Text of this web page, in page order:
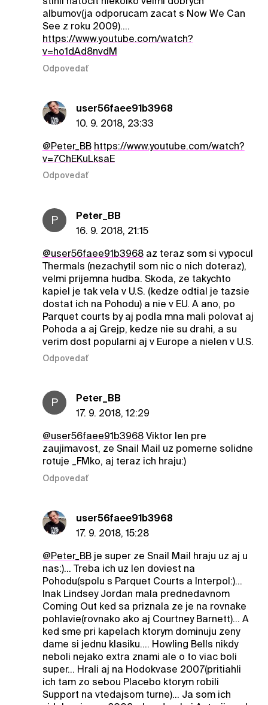
albumov(ja odporucam zacat s Now We Can
See z roku 2009)....
https://www.youtube.com/watch?
v=ho1dAd8nvdM
Odpovedať
user56faee91b3968
10. 9. 2018, 23:33
@Peter_BB https://www.youtube.com/watch?
v=7ChEKuLksaE
Odpovedať
P
Peter_BB
16. 9. 2018, 21:15
@user56faee91b3968az teraz som si vypocul
Thermals (nezachytil som nic o nich doteraz),
velmi prijemna hudba. Skoda, ze takychto
kapiel je tak vela v U.S. (kedze odtial je tazsie
dostat ich na Pohodu) a nie v EU. A ano, po
Parquet courts by aj podla mna mali polovat aj
Pohoda a aj Grejp, kedze nie su drahi, a su
verim dost popularni aj v Europe a nielen v U.S.
Odpovedať
P
Peter_BB
17. 9. 2018, 12:29
@user56faee91b3968Viktor len pre
zaujimavost, ze Snail Mail uz pomerne solidne
rotuje _FMko, aj teraz ich hraju:)
Odpovedať
user56faee91b3968
17. 9. 2018, 15:28
@Peter_BBje super ze Snail Mail hraju uz aj u
nas:)... Treba ich uz len doviest na
Pohodu(spolu s Parquet Courts a Interpol:)...
Inak Lindsey Jordan mala prednedavnom
Coming Out ked sa priznala ze je na rovnake
pohlavie(rovnako ako aj Courtney Barnett)... A
ked sme pri kapelach ktorym dominuju zeny
dame si jednu klasiku.... Howling Bells nikdy
neboli nejako extra znami ale o to viac boli
super... Hrali aj na Hodokvase 2007(pritiahli
ich tam zo sebou Placebo ktorym robili
Support na vtedajsom turne)... Ja som ich